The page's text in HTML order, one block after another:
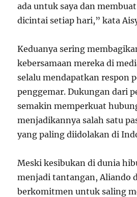
ada untuk saya dan
dicintai setiap hari,” kata
Keduanya sering
kebersamaan mereka di
selalu mendapatkan respon
penggemar. Dukungan dari
semakin memperkuat
menjadikannya salah satu
yang paling diidolakan di
Meski kesibukan di dunia
menjadi tantangan, Aliando
berkomitmen untuk saling